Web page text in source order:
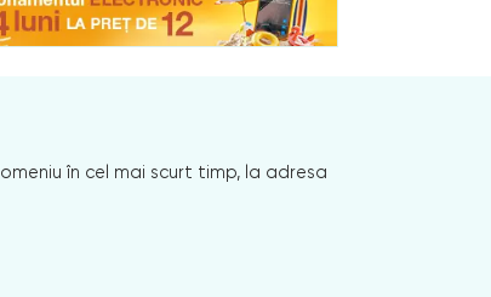
în cel mai scurt timp, la adresa